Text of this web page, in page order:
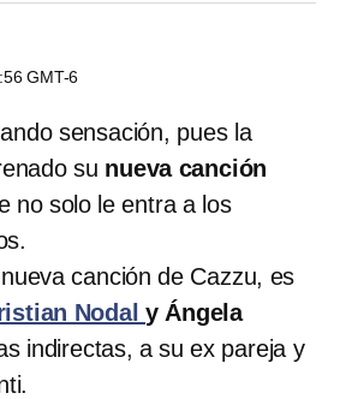
GMT-6
sensación, pues la
su nueva canción
no solo le entra a los
canción de Cazzu, es
Nodaly Ángela
indirectas, a su ex pareja y